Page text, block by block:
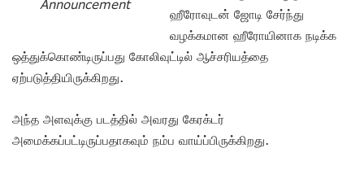
Announcement
ஹீரோவுடன் ஜோடி சேர்ந்து
வழக்கமான ஹீரோயினாக நடிக்க
ஒத்துக்கொண்டிருப்பது கோலிவுட்டில் ஆச்சரியத்தை
ஏற்படுத்தியிருக்கிறது.
அந்த அளவுக்கு படத்தில் அவரது கேரக்டர்
அமைக்கப்பட்டிருப்பதாகவும் நம்ப வாய்ப்பிருக்கிறது.